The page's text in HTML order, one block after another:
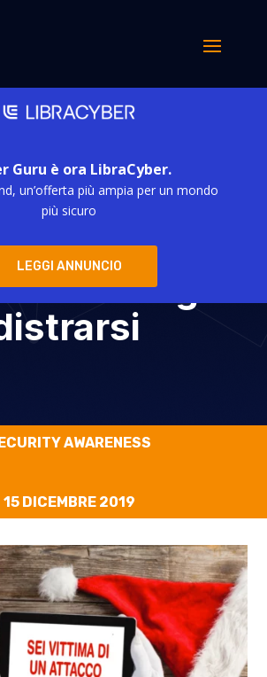
Guru è ora LibraCyber.
un’offerta più ampia per un mondo
più sicuro
LEGGI ANNUNCIO le
Phishing:
AWARENESS
15 DICEMBRE 2019